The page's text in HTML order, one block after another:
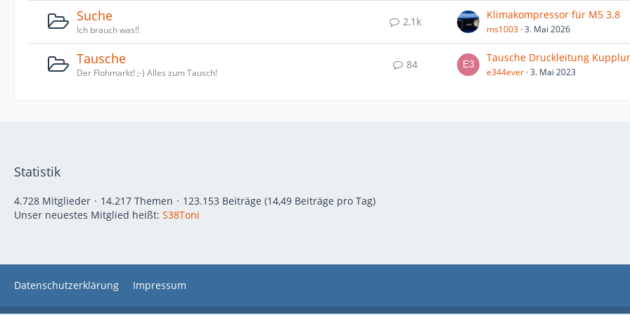
Suche
Ich brauch was!!
2,1k
Klimakompressor für M5 3.8
ms1003 3. Mai 2026
Tausche
Der Flohmarkt! ;-) Alles zum Tausch!
84
e344ever 3. Mai 2023
Statistik
4.728 Mitglieder 14.217 Themen
123.153 Beiträge (14,49 Beiträge pro Tag)
Unser neuestes Mitglied heißt: S38Toni
Datenschutzerklärung Impressum